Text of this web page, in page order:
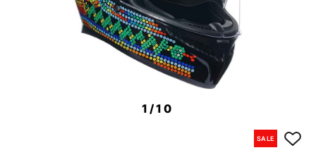
1/10
SALE